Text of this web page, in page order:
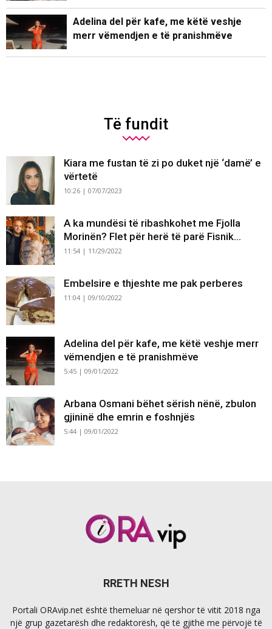
Adelina del për kafe, me këtë veshje
merr vëmendjen e të pranishmëve
Të fundit
Kiara me fustan të zi po duket një ‘damë’ e
vërtetë
10:26 | 07/07/2023
A ka mundësi të ribashkohet me Fjolla
Morinën? Flet për herë të parë Fisnik...
11:54 | 11/29/2022
Embelsire e thjeshte me pak perberes
11:04 | 09/10/2022
Adelina del për kafe, me këtë veshje merr
vëmendjen e të pranishmëve
5:45 | 09/01/2022
Arbana Osmani bëhet sërish nënë, zbulon
gjininë dhe emrin e foshnjës
5:44 | 09/01/2022
RRETH NESH
Portali ORAvip.net është themeluar në qershor të vitit 2018 nga
një grup gazetarësh dhe redaktorësh, që të gjithë me përvojë të